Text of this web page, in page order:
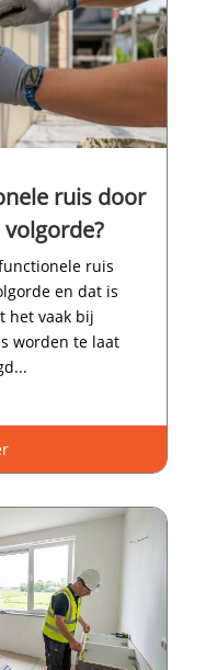
ruis door
ruis
en dat is
het vaak bij
worden te laat